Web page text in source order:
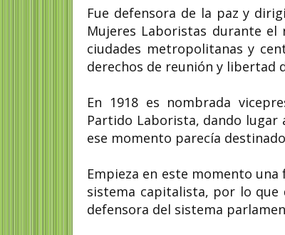
Fue defensora de la paz y
Mujeres Laboristas durante el
ciudades metropolitanas y
derechos de reunión y libertad
En 1918 es nombrada
Partido Laborista, dando
ese momento parecía
Empieza en este momento
sistema capitalista, por lo que
defensora del sistema